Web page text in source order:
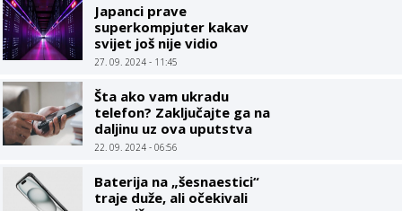
Japanci prave
superkompjuter kakav
svijet još nije vidio
27. 09. 2024 - 11:45
Šta ako vam ukradu
telefon? Zaključajte ga na
daljinu uz ova uputstva
22. 09. 2024 - 06:56
Baterija na „šesnaestici“
traje duže, ali očekivali